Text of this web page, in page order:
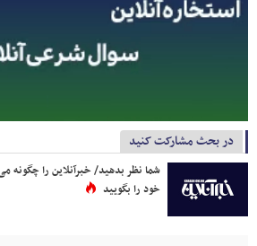
در بحث مشارکت کنید
شما نظر بدهید/ خبرآنلاین را چگونه
خود را بگویید